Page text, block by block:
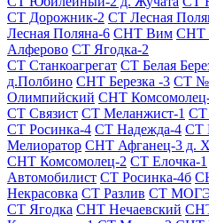
СТ Дорожник-2 СТ Лесная
Лесная Поляна-6 СНТ Вим СНТ
Алферово СТ Ягодка-2
СТ Станкоагрегат СТ Белая
д.Полбино СНТ Березка -3 СТ
Олимпийский СНТ
СТ Связист СТ Меланжист-1 СТ
СТ Росинка-4 СТ Надежда-4 СТ
Мелиоратор СНТ Афганец-3 д.
СНТ Комсомолец-2 СТ Елочка-1
Автомобилист СТ Росинка-4б
Некрасовка СТ Разлив СТ
СТ Ягодка СНТ Нечаевский